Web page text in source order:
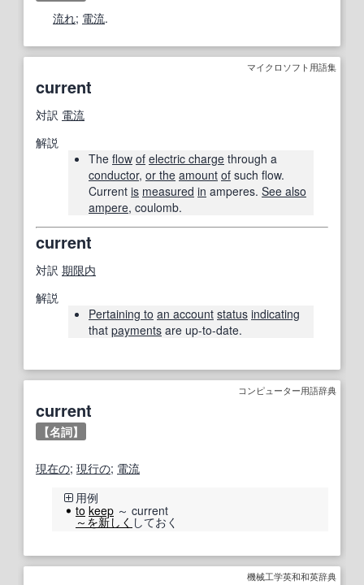
流れ; 電流.
マイクロソフト用語集
current
対訳 電流
解説
The flow of electric charge through a
conductor, or the amount of such flow.
Current is measured in amperes. See also
ampere, coulomb.
current
対訳 期限内
解説
Pertaining to an account status indicating
that payments are up-to-date.
コンピューター用語辞典
current
【名詞】
現在の; 現行の; 電流
用例
to keep ～ current
～を新しく しておく
機械工学英和和英辞典